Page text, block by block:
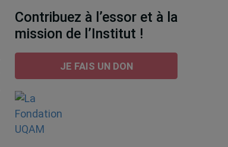
Contribuez à l’essor et à la
mission de l’Institut !
JE FAIS UN DON